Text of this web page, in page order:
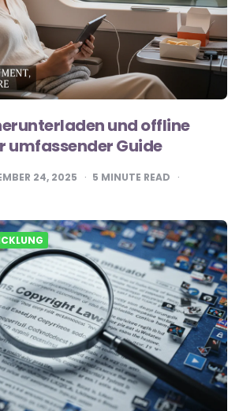
und offline
umfassender Guide
24, 2025 5 MINUTE READ